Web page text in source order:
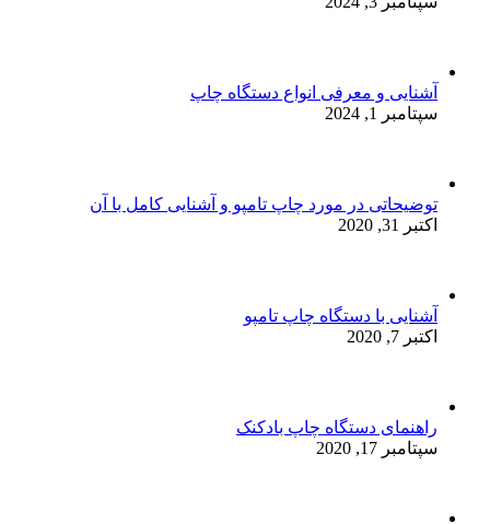
آشنایی و معرفی انواع دستگاه چاپ
سپتامبر 1, 2024
توضیحاتی در مورد چاپ تامپو و آشنایی کامل با آن
اکتبر 31, 2020
آشنایی با دستگاه چاپ تامپو
اکتبر 7, 2020
راهنمای دستگاه چاپ بادکنک
سپتامبر 17, 2020